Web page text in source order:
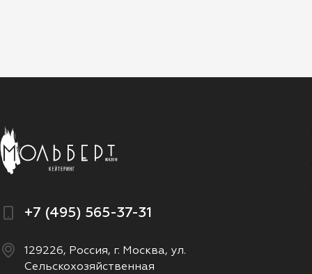
+7 (495) 565-37-31
129226, Россия, г. Москва, ул.
Сельскохозяйственная